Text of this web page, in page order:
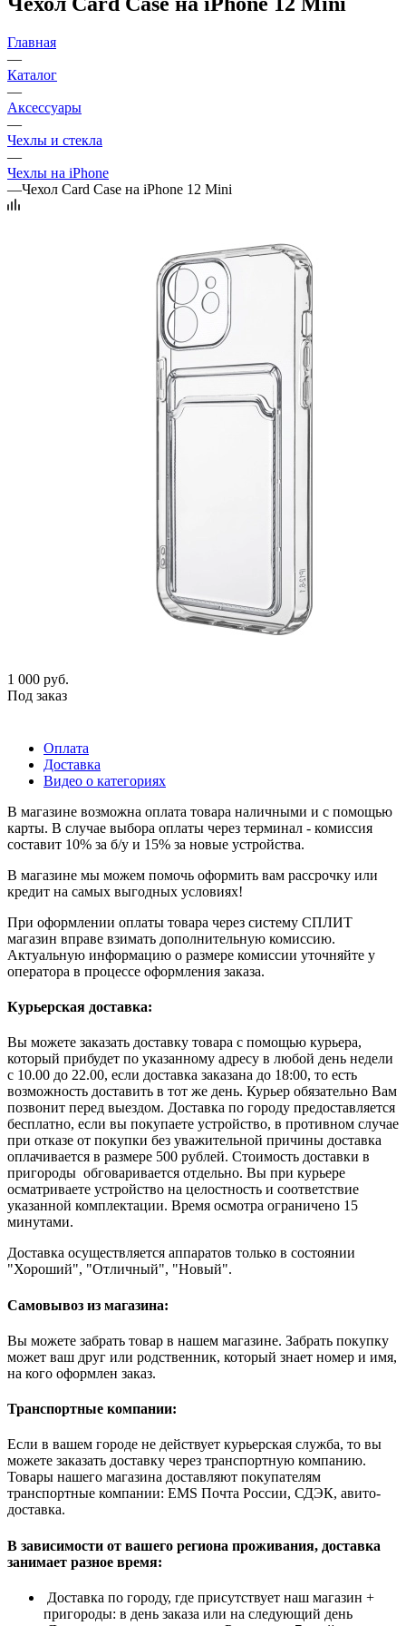
Главная
—
Каталог
—
Аксессуары
—
Чехлы и стекла
—
Чехлы на iPhone
—Чехол Card Case на iPhone 12 Mini
1 000 руб.
Под заказ
Оплата
Доставка
Видео о категориях
В магазине возможна оплата товара наличными и с помощью
карты. В случае выбора оплаты через терминал - комиссия
составит 10% за б/у и 15% за новые устройства.
В магазине мы можем помочь оформить вам рассрочку или
кредит на самых выгодных условиях!
При оформлении оплаты товара через систему СПЛИТ
магазин вправе взимать дополнительную комиссию.
Актуальную информацию о размере комиссии уточняйте у
оператора в процессе оформления заказа.
Курьерская доставка:
Вы можете заказать доставку товара с помощью курьера,
который прибудет по указанному адресу в любой день недели
с 10.00 до 22.00, если доставка заказана до 18:00, то есть
возможность доставить в тот же день. Курьер обязательно Вам
позвонит перед выездом. Доставка по городу предоставляется
бесплатно, если вы покупаете устройство, в противном случае
при отказе от покупки без уважительной причины доставка
оплачивается в размере 500 рублей. Стоимость доставки в
пригороды обговаривается отдельно. Вы при курьере
осматриваете устройство на целостность и соответствие
указанной комплектации. Время осмотра ограничено 15
минутами.
Доставка осуществляется аппаратов только в состоянии
"Хороший", "Отличный", "Новый".
Самовывоз из магазина:
Вы можете забрать товар в нашем магазине. Забрать покупку
может ваш друг или родственник, который знает номер и имя,
на кого оформлен заказ.
Транспортные компании:
Если в вашем городе не действует курьерская служба, то вы
можете заказать доставку через транспортную компанию.
Товары нашего магазина доставляют покупателям
транспортные компании: EMS Почта России, СДЭК, авито-
доставка.
В зависимости от вашего региона проживания, доставка
занимает разное время:
Доставка по городу, где присутствует наш магазин +
пригороды: в день заказа или на следующий день